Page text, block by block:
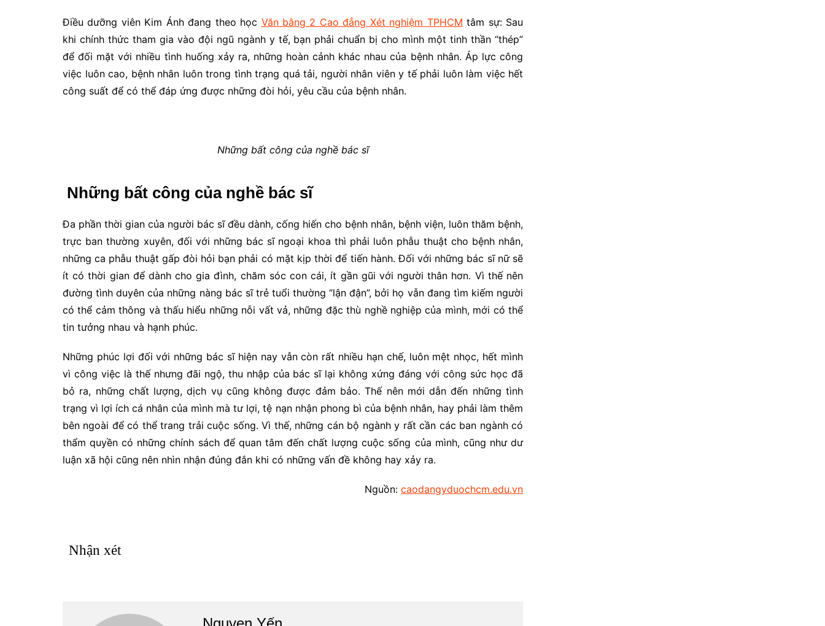
Điều dưỡng viên Kim Ánh đang theo học Văn bằng 2 Cao đẳng Xét nghiệm TPHCM tâm sự: Sau
khi chính thức tham gia vào đội ngũ ngành y tế, bạn phải chuẩn bị cho mình một tinh thần “thép”
để đối mặt với nhiều tình huống xảy ra, những hoàn cảnh khác nhau của bệnh nhân. Áp lực công
việc luôn cao, bệnh nhân luôn trong tình trạng quá tải, người nhân viên y tế phải luôn làm việc hết
công suất để có thể đáp ứng được những đòi hỏi, yêu cầu của bệnh nhân.
Những bất công của nghề bác sĩ
Những bất công của nghề bác sĩ
Đa phần thời gian của người bác sĩ đều dành, cống hiến cho bệnh nhân, bệnh viện, luôn thăm bệnh,
trực ban thường xuyên, đối với những bác sĩ ngoại khoa thì phải luôn phẫu thuật cho bệnh nhân,
những ca phẫu thuật gấp đòi hỏi bạn phải có mặt kịp thời để tiến hành. Đối với những bác sĩ nữ sẽ
ít có thời gian để dành cho gia đình, chăm sóc con cái, ít gần gũi với người thân hơn. Vì thế nên
đường tình duyên của những nàng bác sĩ trẻ tuổi thường “lận đận”, bởi họ vẫn đang tìm kiếm người
có thể cảm thông và thấu hiểu những nỗi vất vả, những đặc thù nghề nghiệp của mình, mới có thể
tin tưởng nhau và hạnh phúc.
Những phúc lợi đối với những bác sĩ hiện nay vẫn còn rất nhiều hạn chế, luôn mệt nhọc, hết mình
vì công việc là thế nhưng đãi ngộ, thu nhập của bác sĩ lại không xứng đáng với công sức học đã
bỏ ra, những chất lượng, dịch vụ cũng không được đảm bảo. Thế nên mới dẫn đến những tình
trạng vì lợi ích cá nhân của mình mà tư lợi, tệ nạn nhận phong bì của bệnh nhân, hay phải làm thêm
bên ngoài để có thể trang trải cuộc sống. Vì thế, những cán bộ ngành y rất cần các ban ngành có
thẩm quyền có những chính sách để quan tâm đến chất lượng cuộc sống của mình, cũng như dư
luận xã hội cũng nên nhìn nhận đúng đắn khi có những vấn đề không hay xảy ra.
Nguồn: caodangyduochcm.edu.vn
Nhận xét